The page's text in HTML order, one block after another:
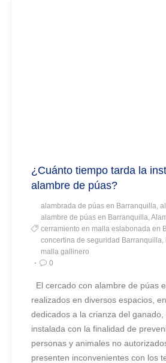
¿Cuánto tiempo tarda la
alambre de púas?
alambrada de púas en Barranquilla,
alambre de púas en Barranquilla,
cerramiento en malla eslabonada en
concertina de seguridad Barranquilla,
malla gallinero
0
El cercado con alambre de púas
realizados en diversos espacios,
dedicados a la crianza del
instalada con la finalidad de
personas y animales no
presenten inconvenientes con los